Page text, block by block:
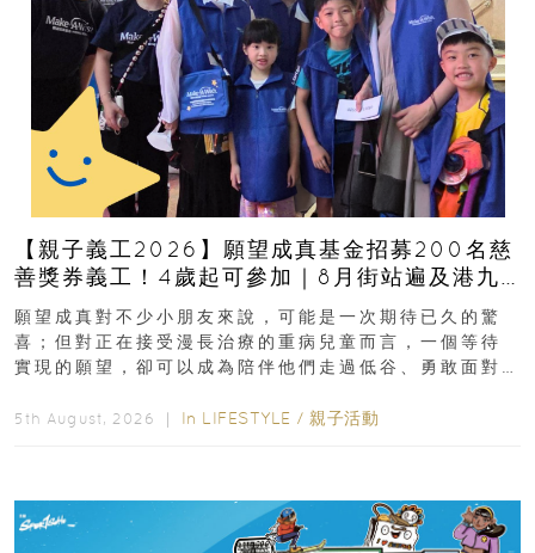
【親子義工2026】願望成真基金招募200名慈
善獎券義工！4歲起可參加｜8月街站遍及港九
新界
願望成真對不少小朋友來說，可能是一次期待已久的驚
喜；但對正在接受漫長治療的重病兒童而言，一個等待
實現的願望，卻可以成為陪伴他們走過低谷、勇敢面對
5th August, 2026 ｜ In LIFESTYLE / 親子活動